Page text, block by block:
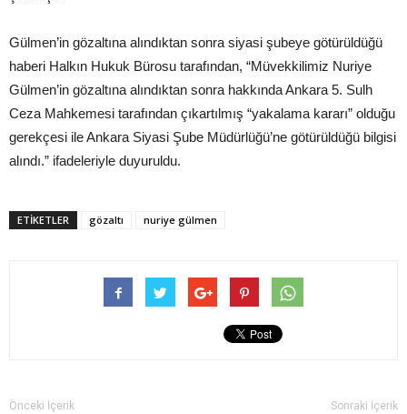
Gülmen’in gözaltına alındıktan sonra siyasi şubeye götürüldüğü
haberi Halkın Hukuk Bürosu tarafından, “Müvekkilimiz Nuriye
Gülmen’in gözaltına alındıktan sonra hakkında Ankara 5. Sulh
Ceza Mahkemesi tarafından çıkartılmış “yakalama kararı” olduğu
gerekçesi ile Ankara Siyasi Şube Müdürlüğü’ne götürüldüğü bilgisi
alındı.” ifadeleriyle duyuruldu.
ETIKETLER gözaltı nuriye gülmen
Önceki İçerik Sonraki İçerik